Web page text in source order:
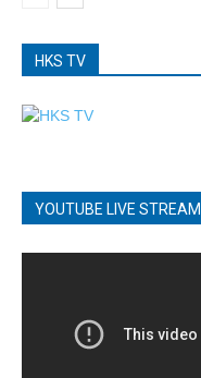
HKS TV
YOUTUBE LIVE STREAM